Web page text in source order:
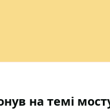
на темі